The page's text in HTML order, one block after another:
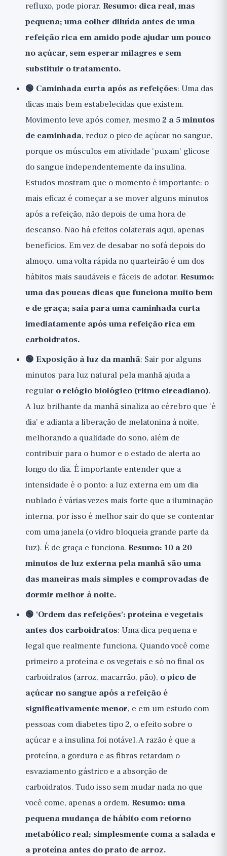
refluxo, pode piorar. Resumo: dica real, mas
pequena; uma colher diluída antes de uma
refeição rica em amido pode ajudar um pouco
no açúcar, sem esperar milagres e sem
substituir o tratamento.
🟢 Caminhada curta após as refeições: Uma das
dicas mais bem estabelecidas que existem.
Movimento leve após comer, mesmo2 a 5 minutos
de caminhada, reduz o pico de açúcar no sangue,
porque os músculos em atividade 'puxam' glicose
do sangue independentemente da insulina.
Estudos mostram que o momento é importante: o
mais eficaz é começar a se mover alguns minutos
após a refeição, não depois de uma hora de
descanso. Não há efeitos colaterais aqui, apenas
benefícios. Em vez de desabar no sofá depois do
almoço, uma volta rápida no quarteirão é um dos
hábitos mais saudáveis e fáceis de adotar. Resumo:
uma das poucas dicas que funciona muito bem
e de graça; saia para uma caminhada curta
imediatamente após uma refeição rica em
carboidratos.
🟢 Exposição à luz da manhã: Sair por alguns
minutos para luz natural pela manhã ajuda a
regular o relógio biológico (ritmo circadiano).
A luz brilhante da manhã sinaliza ao cérebro que 'é
dia' e adianta a liberação de melatonina à noite,
melhorando a qualidade do sono, além de
contribuir para o humor e o estado de alerta ao
longo do dia. É importante entender que a
intensidade é o ponto: a luz externa em um dia
nublado é várias vezes mais forte que a iluminação
interna, por isso é melhor sair do que se contentar
com uma janela (o vidro bloqueia grande parte da
luz). É de graça e funciona. Resumo: 10 a 20
minutos de luz externa pela manhã são uma
das maneiras mais simples e comprovadas de
dormir melhor à noite.
🟢 'Ordem das refeições': proteína e vegetais
antes dos carboidratos: Uma dica pequena e
legal que realmente funciona. Quando você come
primeiro a proteína e os vegetais e só no final os
carboidratos (arroz, macarrão, pão), o pico de
açúcar no sangue após a refeição é
significativamente menor, e em um estudo com
pessoas com diabetes tipo 2, o efeito sobre o
açúcar e a insulina foi notável. A razão é que a
proteína, a gordura e as fibras retardam o
esvaziamento gástrico e a absorção de
carboidratos. Tudo isso sem mudar nada no que
você come, apenas a ordem. Resumo: uma
pequena mudança de hábito com retorno
metabólico real; simplesmente coma a salada e
a proteína antes do prato de arroz.